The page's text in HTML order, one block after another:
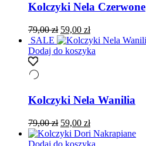
Kolczyki Nela Czerwone
79,00zł Pierwotna
cena
wynosiła:
59,00 złAktualna
cena
wynosi:
SALE
Dodaj do koszyka
Kolczyki Nela Wanilia
79,00zł Pierwotna
cena
wynosiła:
59,00 złAktualna
cena
wynosi:
Dodaj do koszyka